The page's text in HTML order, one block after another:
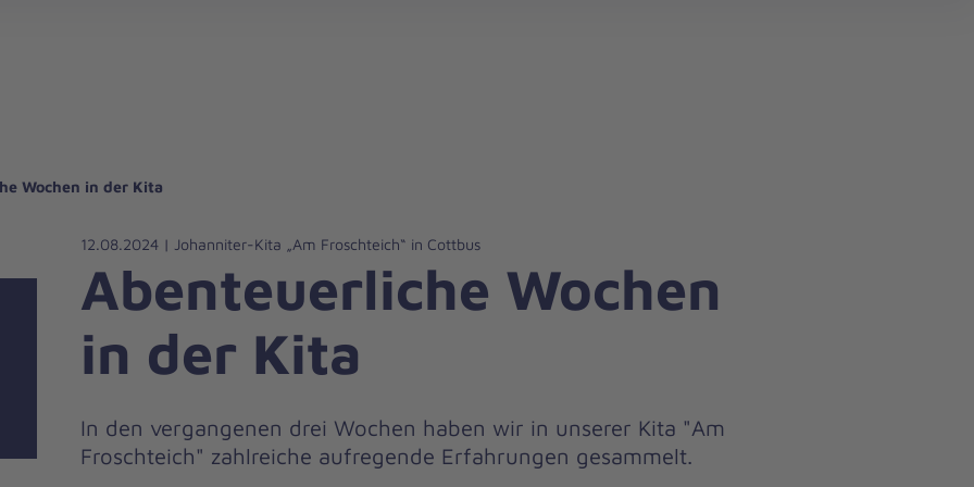
Wochen in der Kita
12.08.2024 | Johanniter-Kita „Am Froschteich“ in Cottbus
Abenteuerliche Wochen
in der Kita
In den vergangenen drei Wochen haben wir in unserer Kita "Am
Froschteich" zahlreiche aufregende Erfahrungen gesammelt.